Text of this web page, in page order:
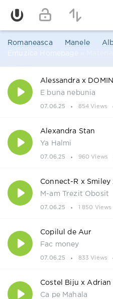
Romaneasca Manele
Emuzica Homepage
Alessandra x
E buna nebunia
07.06.25 854 Views
Alexandra Stan
Ya Halmi
07.06.25 960 Views
Connect-R x Smiley
M-am Trezit Obosit
07.06.25 1 850 Views
Copilul de Aur
Fac money
07.06.25 833 Views
Costel Biju x Adrian
Ca pe Mahala